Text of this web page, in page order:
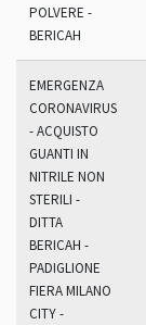
POLVERE -
BERICAH
EMERGENZA
CORONAVIRUS
- ACQUISTO
GUANTI IN
NITRILE NON
STERILI -
DITTA
BERICAH -
PADIGLIONE
FIERA MILANO
CITY -